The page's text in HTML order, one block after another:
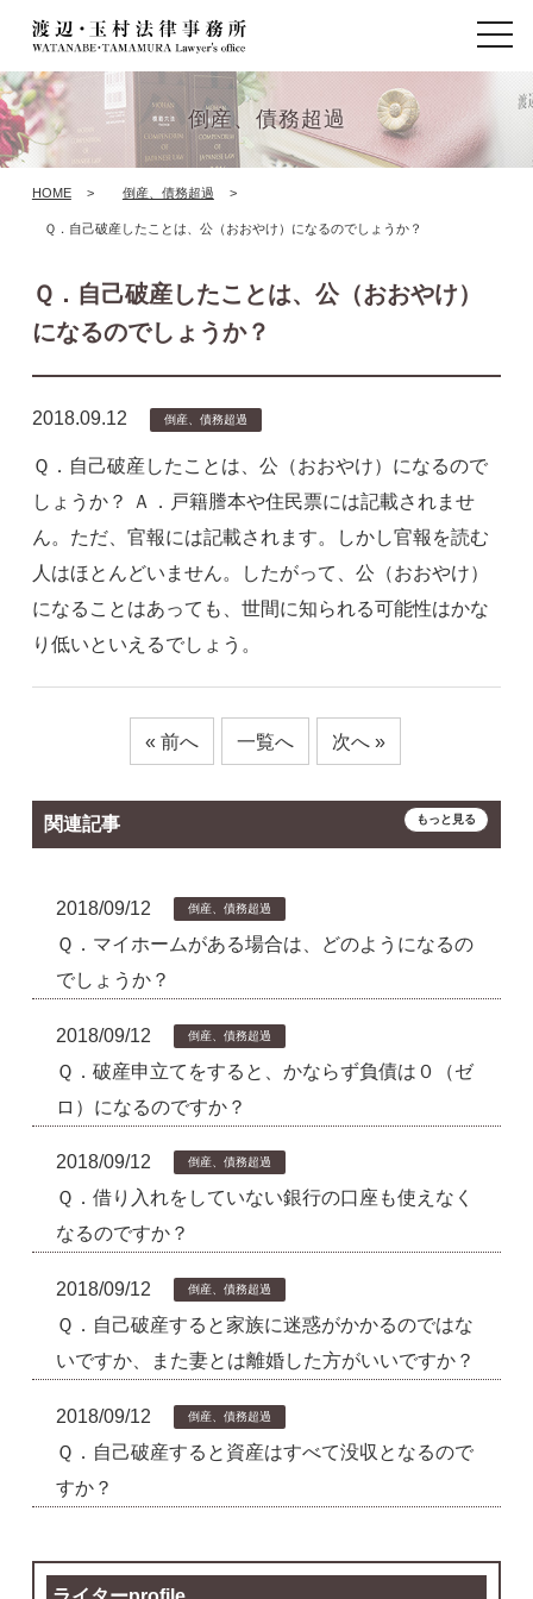
倒産、債務超過
HOME > 倒産、債務超過 >
Ｑ．自己破産したことは、公（おおやけ）になるのでしょうか？
Ｑ．自己破産したことは、公（おおやけ）
になるのでしょうか？
2018.09.12 倒産、債務超過
Ｑ．自己破産したことは、公（おおやけ）になるので
しょうか？ Ａ．戸籍謄本や住民票には記載されませ
ん。ただ、官報には記載されます。しかし官報を読む
人はほとんどいません。したがって、公（おおやけ）
になることはあっても、世間に知られる可能性はかな
り低いといえるでしょう。
« 前へ 一覧へ 次へ »
関連記事 もっと見る
2018/09/12 倒産、債務超過
Ｑ．マイホームがある場合は、どのようになるの
でしょうか？
2018/09/12 倒産、債務超過
Ｑ．破産申立てをすると、かならず負債は０（ゼ
ロ）になるのですか？
2018/09/12 倒産、債務超過
Ｑ．借り入れをしていない銀行の口座も使えなく
なるのですか？
2018/09/12 倒産、債務超過
Ｑ．自己破産すると家族に迷惑がかかるのではな
いですか、また妻とは離婚した方がいいですか？
2018/09/12 倒産、債務超過
Ｑ．自己破産すると資産はすべて没収となるので
すか？
t
o
g